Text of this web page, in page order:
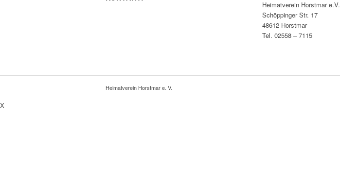
Heimatverein Horstmar e.V.
Schöppinger Str. 17
48612 Horstmar
Tel. 02558 – 7115
Heimatverein Horstmar e. V.
X